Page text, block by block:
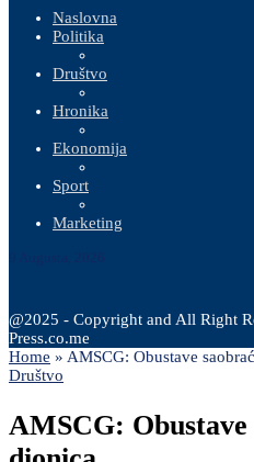
Naslovna
Politika
Društvo
Hronika
Ekonomija
Sport
Marketing
@2025 - Copyright and All Right
Press.co.me
Home » AMSCG: Obustave
Društvo
AMSCG: Obustave